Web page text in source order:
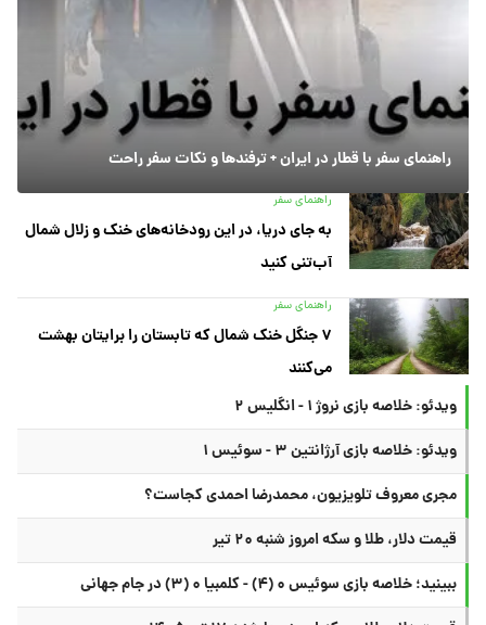
راهنمای سفر با قطار در ایران + ترفندها و نکات سفر راحت
راهنمای سفر
به جای دریا، در این رودخانه‌های خنک و زلال شمال
آب‌تنی کنید
راهنمای سفر
۷ جنگل خنک شمال که تابستان را برایتان بهشت
می‌کنند
ویدئو: خلاصه بازی نروژ ۱ - انگلیس ۲
ویدئو: خلاصه بازی آرژانتین ۳ - سوئیس ۱
مجری معروف تلویزیون، محمدرضا احمدی کجاست؟
قیمت دلار، طلا و سکه امروز شنبه ۲۰ تیر
ببینید؛ خلاصه بازی سوئیس ۰ (۴) - کلمبیا ۰ (۳) در جام جهانی